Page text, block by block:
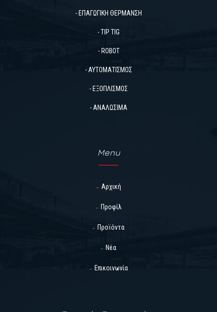
- ΕΠΑΓΩΓΙΚΗ ΘΕΡΜΑΝΣΗ
- TIP TIG
- ROBOT
- ΑΥΤΟΜΑΤΙΣΜΟΣ
- ΕΞΟΠΛΙΣΜΟΣ
- ΑΝΑΛΩΣΙΜΑ
Menu
Αρχική
Προφίλ
Προϊόντα
Νέα
Επικοινωνία